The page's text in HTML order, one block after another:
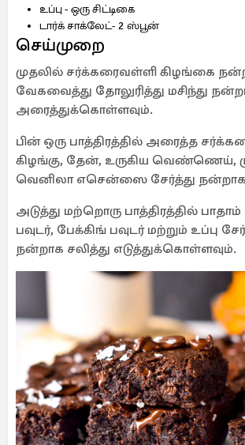
உப்பு - ஒரு சிட்டிகை
டார்க் சாக்லேட்- 2 ஸ்பூன்
செய்முறை
முதலில் சர்க்கரைவள்ளி கிழங்கை
வேகவைத்து தோலுரித்து மசிந்து
அரைத்துக்கொள்ளவும்.
பின் ஒரு பாத்திரத்தில் அரைத்த
கிழங்கு, தேன், உருகிய வெண்ணெய்,
வெனிலா எசென்ஸை சேர்த்து நன்றாக
அடுத்து மற்றொரு பாத்திரத்தில்
பவுடர், பேக்கிங் பவுடர் மற்றும் உப்பு
நன்றாக சலித்து எடுத்துக்கொள்ளவும்.